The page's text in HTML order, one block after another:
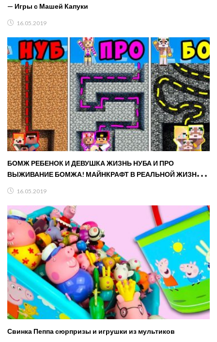
— Игры с Машей Капуки
16.05.2019
БОМЖ РЕБЕНОК И ДЕВУШКА ЖИЗНЬ НУБА И ПРО
ВЫЖИВАНИЕ БОМЖА! МАЙНКРАФТ В РЕАЛЬНОЙ ЖИЗНИ
16.05.2019
Свинка Пеппа сюрпризы и игрушки из мультиков